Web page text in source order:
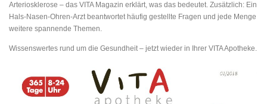
Arteriosklerose – das VITA Magazin erklärt, was das bedeutet. Zusätzlich: Ein
Hals-Nasen-Ohren-Arzt beantwortet häufig gestellte Fragen und jede Menge
weitere spannende Themen.
Wissenswertes rund um die Gesundheit – jetzt wieder in Ihrer VITA Apotheke.